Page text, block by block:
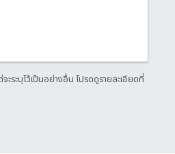
จะระบุไว้เป็นอย่างอื่น โปรดดูรายละเอียดที่